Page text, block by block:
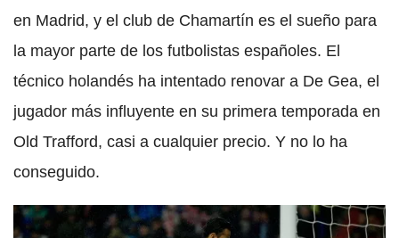
en Madrid, y el club de Chamartín es el sueño para
la mayor parte de los futbolistas españoles. El
técnico holandés ha intentado renovar a De Gea, el
jugador más influyente en su primera temporada en
Old Trafford, casi a cualquier precio. Y no lo ha
conseguido.